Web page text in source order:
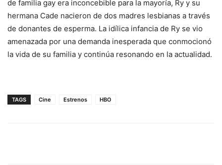
de familia gay era inconcebible para la mayoría, Ry y su
hermana Cade nacieron de dos madres lesbianas a través
de donantes de esperma. La idílica infancia de Ry se vio
amenazada por una demanda inesperada que conmocionó
la vida de su familia y continúa resonando en la actualidad.
TAGS Cine Estrenos HBO